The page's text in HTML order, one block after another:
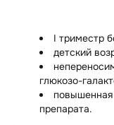
I триместр
детский
глюкозо-
повышенная
препарата.